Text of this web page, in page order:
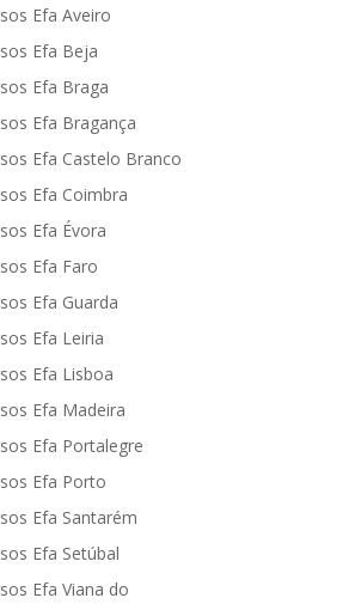
Efa Aveiro
Efa Beja
Efa Braga
Efa Bragança
Efa Castelo Branco
Efa Coimbra
Efa Évora
Efa Faro
Efa Guarda
Efa Leiria
Efa Lisboa
Efa Madeira
Efa Portalegre
Efa Porto
Efa Santarém
Efa Setúbal
Efa Viana do